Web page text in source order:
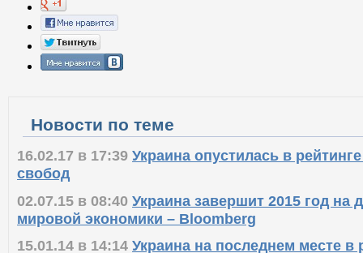
Новости по теме
16.02.17 в 17:39 Украина опустилась в
свобод
02.07.15 в 08:40 Украина завершит 2015 год на
мировой экономики – Bloomberg
15.01.14 в 14:14 Украина на последнем месте в